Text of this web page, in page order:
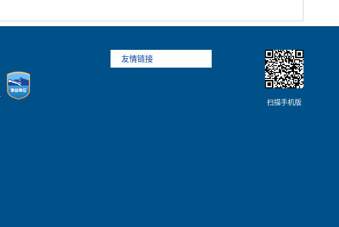
友情链接
扫描手机版